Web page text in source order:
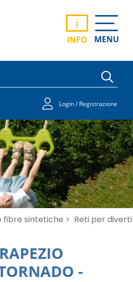
i
INFO MENU
Login / Registrazione
fibre sintetiche > Reti per
-